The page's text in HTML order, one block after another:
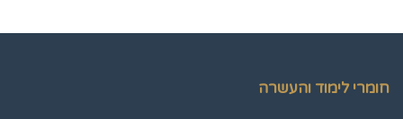
חומרי לימוד והעשרה